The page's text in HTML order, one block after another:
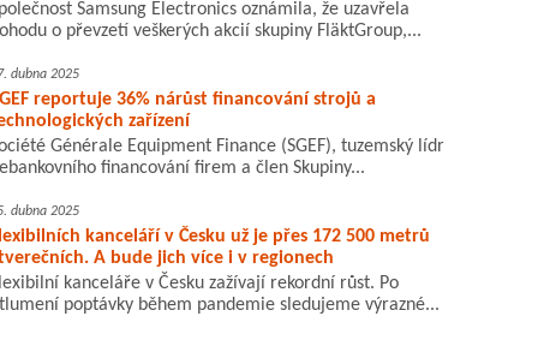
Samsung Electronics oznámila, že uzavřela
o převzetí veškerých akcií skupiny FläktGroup,...
dubna 2025
reportuje 36% nárůst financování strojů a
zařízení
Générale Equipment Finance (SGEF), tuzemský lídr
financování firem a člen Skupiny...
dubna 2025
kanceláří v Česku už je přes 172 500 metrů
A bude jich více i v regionech
kanceláře v Česku zažívají rekordní růst. Po
poptávky během pandemie sledujeme výrazné...